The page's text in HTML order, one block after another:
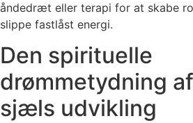
åndedræt eller terapi for at skabe
slippe fastlåst energi.
Den spirituelle
drømmetydning
sjæls udvikling